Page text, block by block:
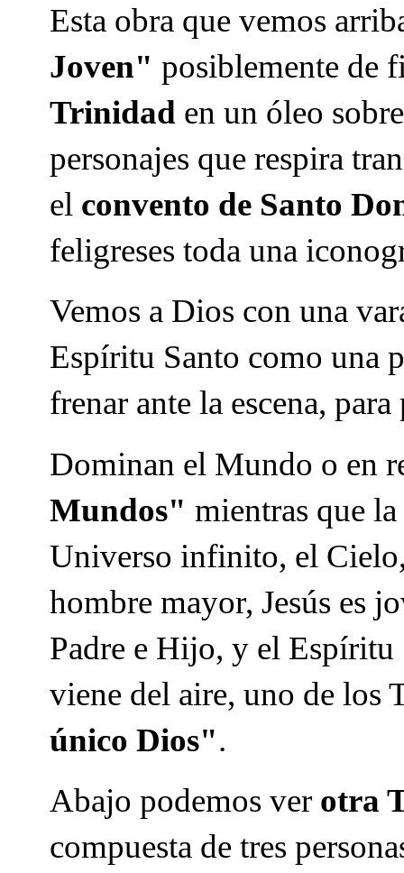
Esta obra que vemos
Joven" posiblemente de
Trinidad en un óleo
personajes que respira
el convento de Santo
feligreses toda una
Vemos a Dios con una
Espíritu Santo como una
frenar ante la escena,
Dominan el Mundo o en
Mundos" mientras que
Universo infinito, el
hombre mayor, Jesús es
Padre e Hijo, y el Espíritu
viene del aire, uno de los
único Dios".
Abajo podemos ver otra
compuesta de tres